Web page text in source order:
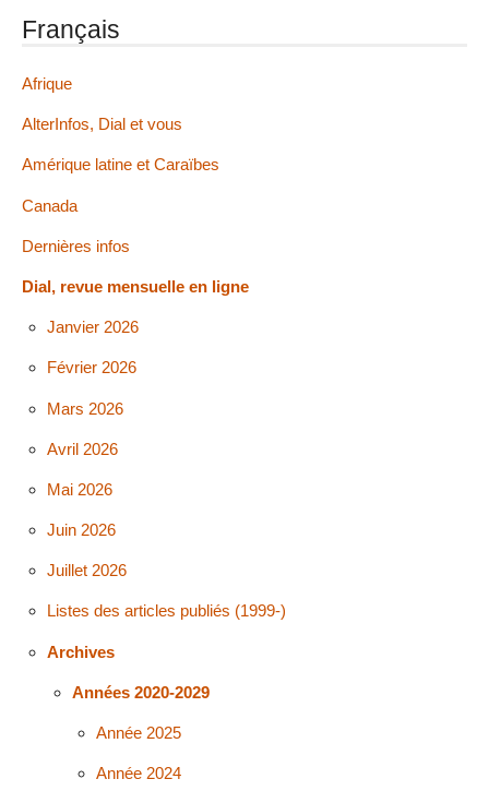
Français
Afrique
AlterInfos, Dial et vous
Amérique latine et Caraïbes
Canada
Dernières infos
Dial, revue mensuelle en ligne
Janvier 2026
Février 2026
Mars 2026
Avril 2026
Mai 2026
Juin 2026
Juillet 2026
Listes des articles publiés (1999-)
Archives
Années 2020-2029
Année 2025
Année 2024